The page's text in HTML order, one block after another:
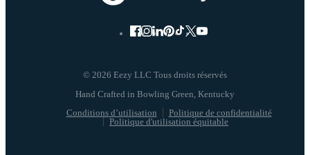
© 2026 Eezy LLC Tous droits réservés
Conditions d’utilisation
Politique de confidentialité
Politique d'utilisation équitable